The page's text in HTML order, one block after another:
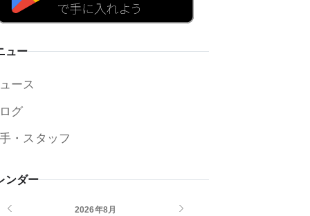
ュー
ース
グ
・スタッフ
ンダー
2026年8月